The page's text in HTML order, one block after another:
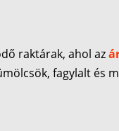
raktárak, ahol az
fagylalt és